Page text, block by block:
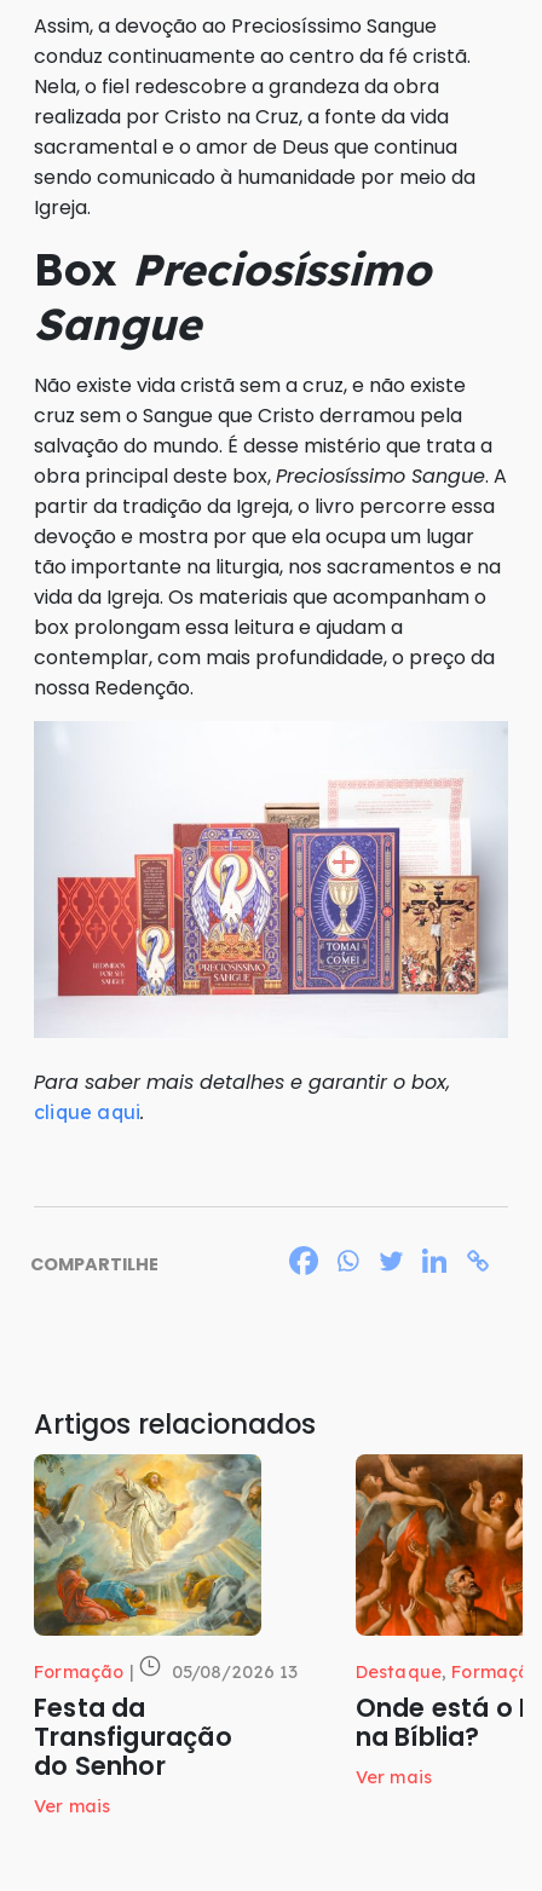
Assim, a devoção ao Preciosíssimo Sangue
conduz continuamente ao centro da fé cristã.
Nela, o fiel redescobre a grandeza da obra
realizada por Cristo na Cruz, a fonte da vida
sacramental e o amor de Deus que continua
sendo comunicado à humanidade por meio da
Igreja.
Box Preciosíssimo
Sangue
Não existe vida cristã sem a cruz, e não existe
cruz sem o Sangue que Cristo derramou pela
salvação do mundo. É desse mistério que trata a
obra principal deste box,Preciosíssimo Sangue. A
partir da tradição da Igreja, o livro percorre essa
devoção e mostra por que ela ocupa um lugar
tão importante na liturgia, nos sacramentos e na
vida da Igreja. Os materiais que acompanham o
box prolongam essa leitura e ajudam a
contemplar, com mais profundidade, o preço da
nossa Redenção.
Para saber mais detalhes e garantir o box,
clique aqui.
COMPARTILHE
Artigos relacionados
Formação | 05/08/2026 13
Festa da
Transfiguração
do Senhor
Ver mais
Destaque, Formação
Onde está o
na Bíblia?
Ver mais